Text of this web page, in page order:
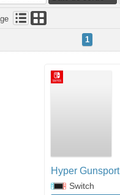
1
Hyper Gunsport
Switch